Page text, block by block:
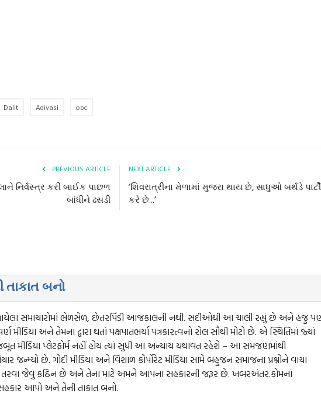
Dalit Adivasi obc
PREVIOUS ARTICLE
નિર્વસ્ત્ર કરી બાઈક પાછળ
બાંધીને ઢસડી
NEXT ARTICLE
‘શિવરાત્રીના મેળામાં મુજરા થાય છે, સાધુઓ બર્થડે
કરે છે...’
બનો
સમાચારોમાં ભેળસેળ, છેતરપિંડી આજકાલની નથી. સદીઓથી આ ચાલી રહ્યું છે અને હજુ
અને તેમના દ્વારા થતાં પક્ષપાતભર્યા પત્રકારત્વનો રોલ સૌથી મોટો છે. એ સ્થિતિમાં જ્યાં
મીડિયા પ્લેટફોર્મ નહીં હોય ત્યાં સુધી આ અન્યાય યથાવત રહેશે – આ સમજણમાંથી
જન્મ્યો છે. ગોદી મીડિયા અને વિશાળ કોર્પોરેટ મીડિયા સામે બહુજન સમાજના પ્રશ્નોને વાચા
તરવા જેવું કઠિન છે અને તેના માટે અમને આપના સહકારની જરૂર છે. ખબરઅંતર.કોમનાં
આપો અને તેની તાકાત બનો.